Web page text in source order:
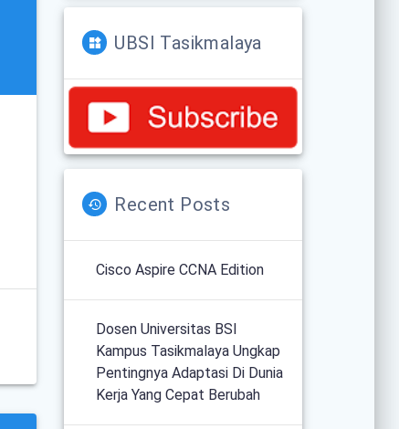
UBSI Tasikmalaya
Recent Posts
Cisco Aspire CCNA Edition
Dosen Universitas BSI
Kampus Tasikmalaya Ungkap
Pentingnya Adaptasi Di Dunia
Kerja Yang Cepat Berubah